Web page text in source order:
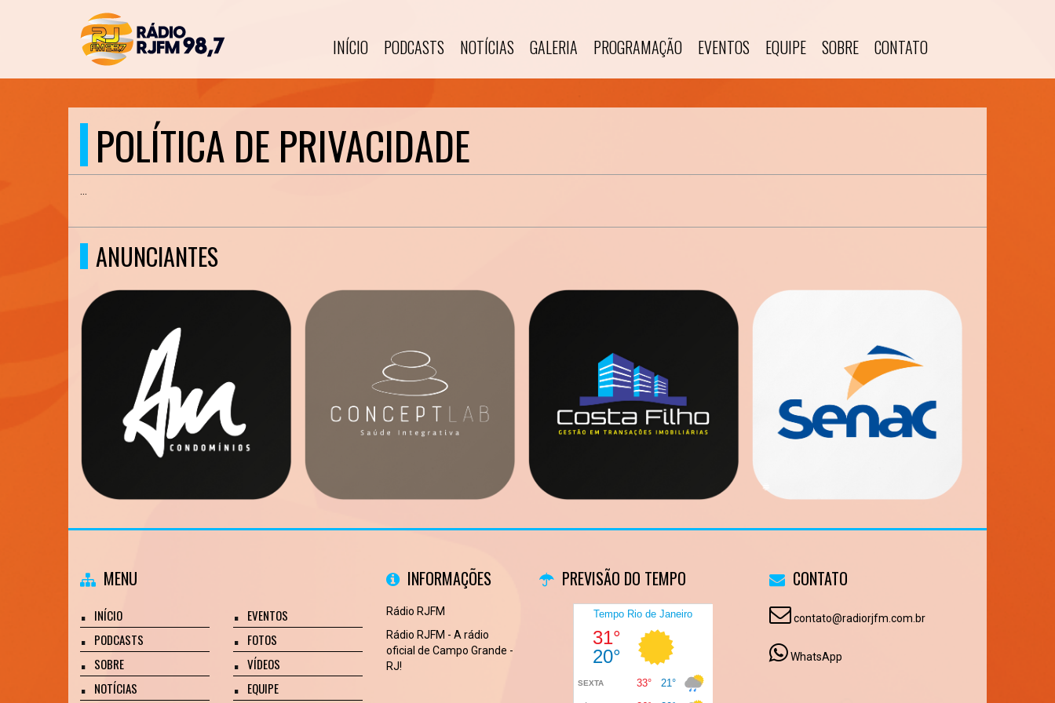
INÍCIO PODCASTS NOTÍCIAS GALERIA PROGRAMAÇÃO EVENTOS EQUIPE SOBRE CONTATO
POLÍTICA DE PRIVACIDADE
...
ANUNCIANTES
MENU
INÍCIO
PODCASTS
SOBRE
NOTÍCIAS
EVENTOS
FOTOS
VÍDEOS
EQUIPE
INFORMAÇÕES
Rádio RJFM
Rádio RJFM - A rádio
oficial de Campo Grande -
RJ!
PREVISÃO DO TEMPO CONTATO
contato@radiorjfm.com.br
WhatsApp